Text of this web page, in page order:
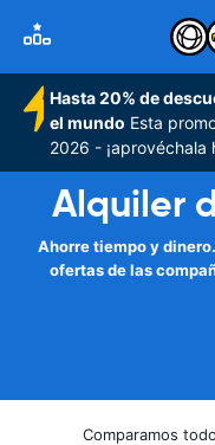
Hasta 20% de
el mundo Esta
2026 - ¡aprovéchala
Alquiler
Ahorre tiempo y
ofertas de las
Comparamos